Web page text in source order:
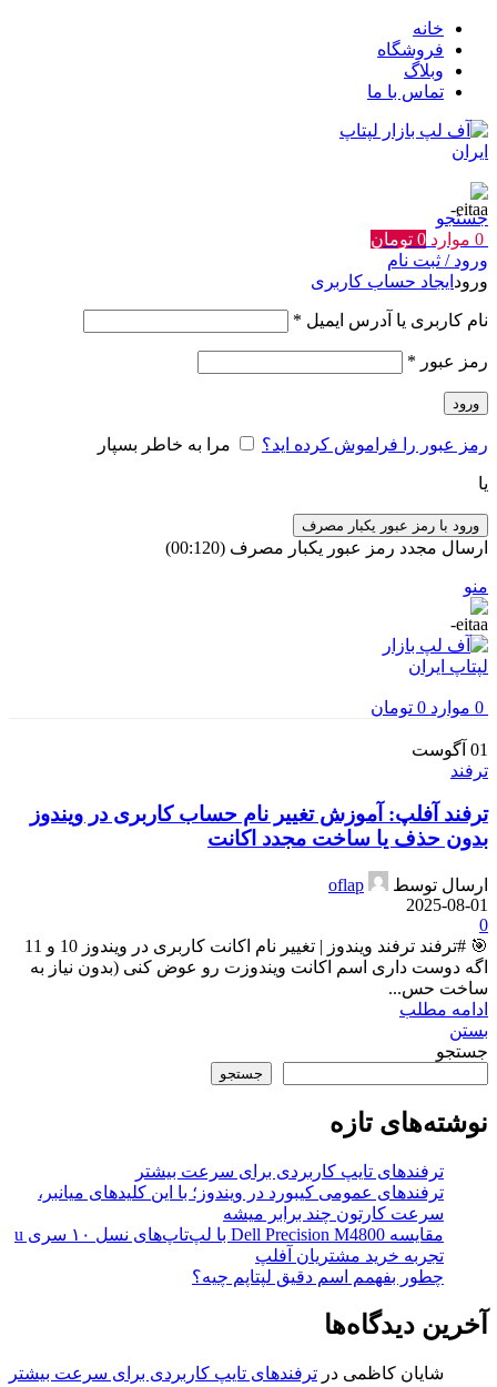
خانه
فروشگاه
وبلاگ
تماس با ما
جستجو
0 موارد 0 تومان
ورود / ثبت نام
ورود ایجاد حساب کاربری
نام کاربری یا آدرس ایمیل *
رمز عبور *
ورود
رمز عبور را فراموش کرده اید؟ مرا به خاطر بسپار
یا
ورود با رمز عبور یکبار مصرف
ارسال مجدد رمز عبور یکبار مصرف (00:
120
)
منو
0 موارد 0 تومان
01 آگوست
ترفند
ترفند آفلپ: آموزش تغییر نام حساب کاربری در ویندوز
بدون حذف یا ساخت مجدد اکانت
ارسال توسط
oflap
2025-08-01
0
🎯 #ترفند ترفند ویندوز | تغییر نام اکانت کاربری در ویندوز 10 و 11
اگه دوست داری اسم اکانت ویندوزت رو عوض کنی (بدون نیاز به
ساخت حس...
ادامه مطلب
بستن
جستجو
جستجو
نوشته‌های تازه
ترفندهای تایپ کاربردی برای سرعت بیشتر
ترفندهای عمومی کیبورد در ویندوز؛ با این کلیدهای میانبر،
سرعت کارتون چند برابر میشه
مقایسه Dell Precision M4800 با لپ‌تاپ‌های نسل ۱۰ سری u
تجربه خرید مشتریان آفلپ
چطور بفهمم اسم دقیق لپتاپم چیه؟
آخرین دیدگاه‌ها
شایان کاظمی در ترفندهای تایپ کاربردی برای سرعت بیشتر